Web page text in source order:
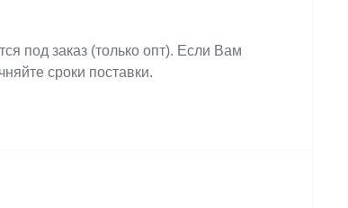
под заказ (только опт). Если Вам
сроки поставки.